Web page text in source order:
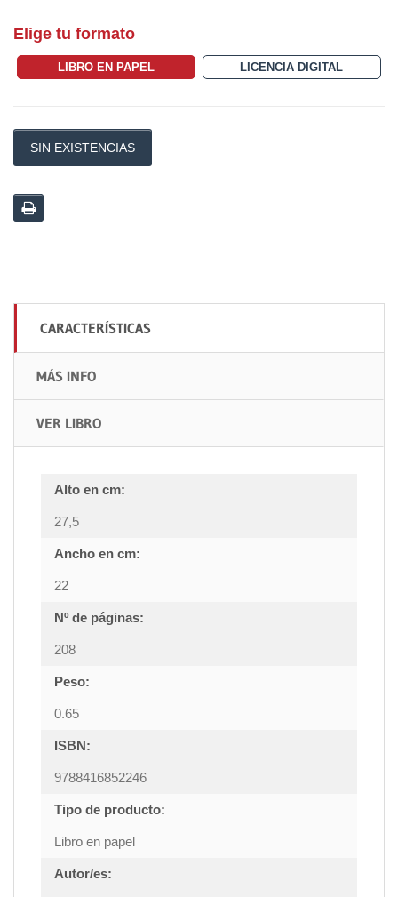
Elige tu formato
LIBRO EN PAPEL LICENCIA DIGITAL
SIN EXISTENCIAS
CARACTERÍSTICAS
MÁS INFO
VER LIBRO
Alto en cm:
27,5
Ancho en cm:
22
Nº de páginas:
208
Peso:
0.65
ISBN:
9788416852246
Tipo de producto:
Libro en papel
Autor/es: